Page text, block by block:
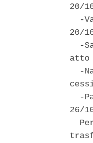
20/
-
20/
-
atto
-
-
26/